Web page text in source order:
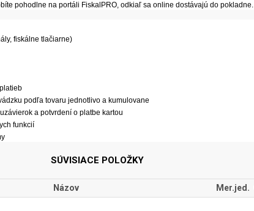
pohodlne na portáli FiskalPRO, odkiaľ sa online dostávajú do pokladne.
fiskálne tlačiarne)
podľa tovaru jednotlivo a kumulovane
a potvrdení o platbe kartou
funkcií
SÚVISIACE POLOŽKY
Názov Mer.jed.